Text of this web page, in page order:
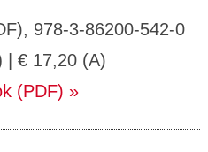
978-3-86200-542-0
| € 17,20 (A)
(PDF)